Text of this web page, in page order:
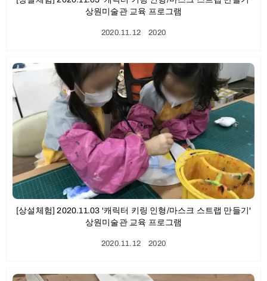
상원미술관 교육 프로그램
2020.11.12ㆍ2020
[상설체험] 2020.11.03 '캐릭터 키링 인형/마스크 스트랩 만들기'
상원미술관 교육 프로그램
2020.11.12ㆍ2020